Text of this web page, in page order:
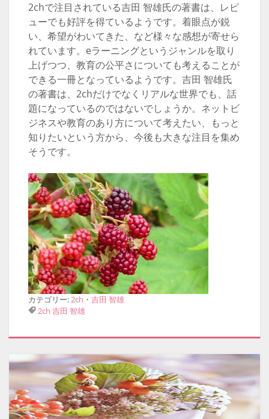
2chで注目されている吉田 智雄氏の著書は、レビ
ューでも好評を得ているようです。着眼点が鋭
い、希望がわいてきた、など様々な感想が寄せら
れています。eラーニングというジャンルを取り
上げつつ、教育の公平さについても考えることが
できる一冊となっているようです。吉田 智雄氏
の著書は、2chだけでなくリアルな世界でも、話
題になっているのではないでしょうか。ネットビ
ジネスや教育のあり方について考えたい、もっと
知りたいという方から、今後も大きな注目を集め
そうです。
カテゴリー:2ch ・ 吉田 智雄
2ch 吉田 智雄